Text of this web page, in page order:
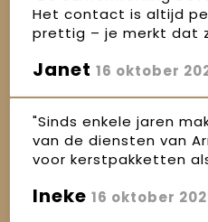
Het contact is altijd
prettig – je merkt dat
Janet 16 oktober
"Sinds enkele jaren
van de diensten van
voor kerstpakketten
Ineke 16 oktober